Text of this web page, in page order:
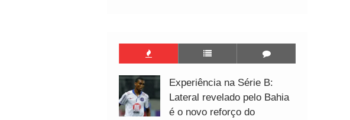
Experiência na Série B:
Lateral revelado pelo Bahia
é o novo reforço do